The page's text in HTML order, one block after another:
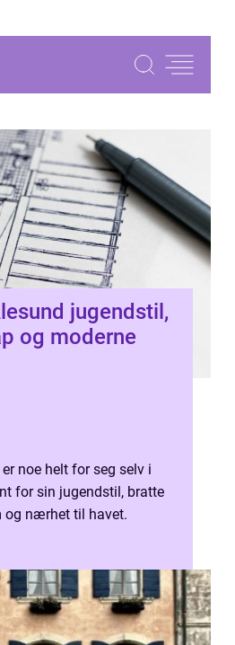
og moderne
noe helt for seg selv i
for sin jugendstil, bratte
og nærhet til havet.